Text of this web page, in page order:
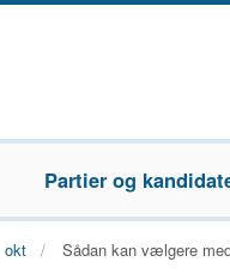
Partier og
okt Sådan kan vælgere